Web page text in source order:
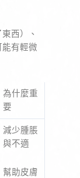
西）、
有輕微
為什麼重
要
減少腫脹
與不適
幫助皮膚